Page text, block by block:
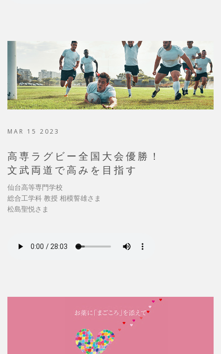
MAR 15 2023
高専ラグビー全国大会優勝！
文武両道で高みを目指す
仙台高等専門学校
総合工学科 教授 相模誓雄さま
松島聖悦さま